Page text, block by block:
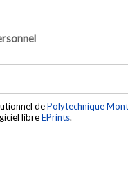
dePolytechnique
libreEPrints.